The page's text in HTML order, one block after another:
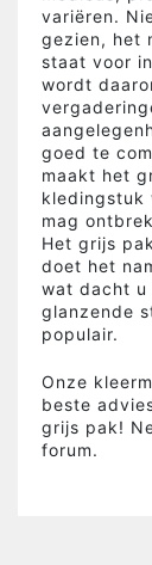
variëren.
gezien, het
staat voor
wordt
goed te
maakt het
kledingstuk
mag
Het grijs
doet het
wat dacht u
glanzende
populair.
Onze
beste
grijs pak!
forum.